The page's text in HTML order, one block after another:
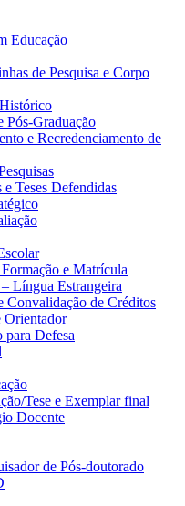
Educação
de Pesquisa e Corpo
Pós-Graduação
e Recredenciamento de
e Teses Defendidas
e Matrícula
Língua Estrangeira
Convalidação de Créditos
Orientador
para Defesa
Tese e Exemplar final
Docente
de Pós-doutorado